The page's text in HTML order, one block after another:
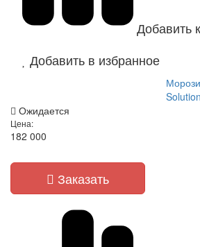
Добавить
Добавить в избранное
Ожидается
Цена:
182 000
Заказать